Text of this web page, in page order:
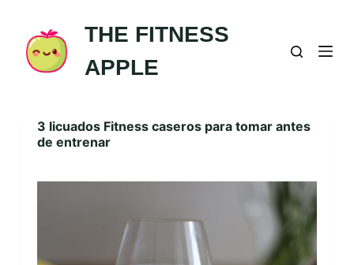
contenido
THE FITNESS
APPLE
3 licuados Fitness caseros para tomar antes
de entrenar